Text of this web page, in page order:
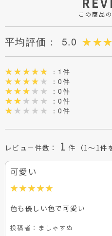
この商品
平均評価： 5.0
：1件
：0件
：0件
：0件
：0件
レビュー件数： 1 件 （1～1件
可愛い
色も優しい色で可愛い
投稿者： ましゃすぬ